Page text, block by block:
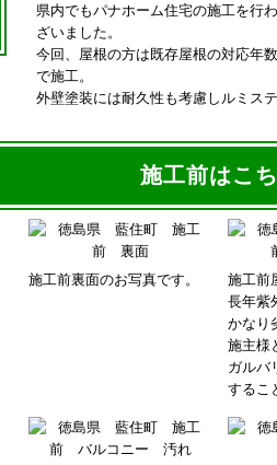
県内でもパナホーム住宅の施工を行
ざいました。
今回、屋根の方は既存屋根の対応年
で施工。
外壁塗装には耐久性も考慮しルミス
施工前はこ
施工前裏面のお写真です。
施工前
長年紫
かなり
施主様
ガルバ
するこ